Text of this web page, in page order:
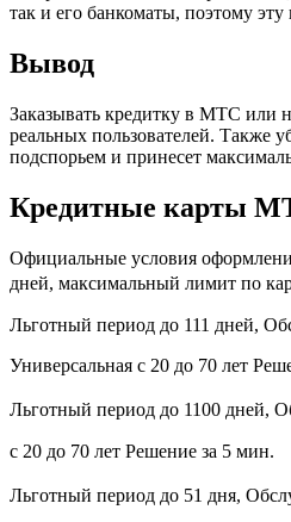
так и его банкоматы, поэтому
Вывод
Заказывать кредитку в МТС или
реальных пользователей. Также
подспорьем и принесет
Кредитные карты
Официальные условия
дней, максимальный лимит по
Льготный период до 111 дней,
Универсальная с 20 до 70 лет
Льготный период до 1100 дней,
с 20 до 70 лет Решение за 5 мин.
Льготный период до 51 дня,